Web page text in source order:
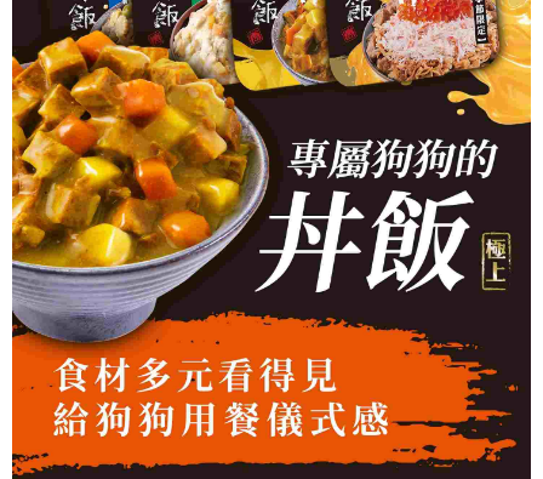
「AFTEE先享後付」，若未經同意申辦者引起之損失，本公司不負相關責
４．使用「AFTEE先享後付」時，將依據個別帳號之用戶狀況，依本公司即
時審查核予不同之上限額度；若仍有額度不足之情形，本公司將視審查結果
請求用戶進行身份認證。
５．嚴禁一人註冊多個帳號或使用他人資訊註冊。若發現惡意使用之情形，
恩沛科技股份有限公司將有權停止該用戶之使用額度並採取法律行動。